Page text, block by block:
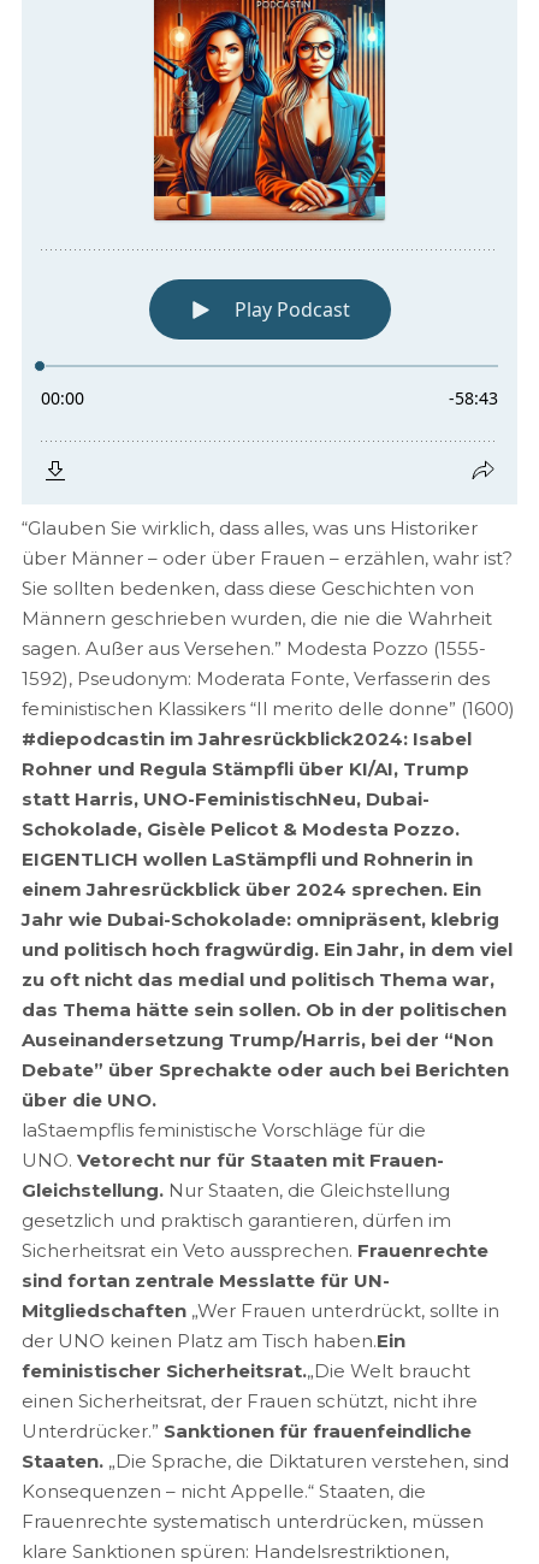
“Glauben Sie wirklich, dass alles, was uns Historiker
über Männer – oder über Frauen – erzählen, wahr ist?
Sie sollten bedenken, dass diese Geschichten von
Männern geschrieben wurden, die nie die Wahrheit
sagen. Außer aus Versehen.” Modesta Pozzo (1555-
1592), Pseudonym: Moderata Fonte, Verfasserin des
feministischen Klassikers “Il merito delle donne” (1600)
#diepodcastin im Jahresrückblick2024: Isabel
Rohner und Regula Stämpfli über KI/AI, Trump
statt Harris, UNO-FeministischNeu, Dubai-
Schokolade, Gisèle Pelicot & Modesta Pozzo.
EIGENTLICH wollen LaStämpfli und Rohnerin in
einem Jahresrückblick über 2024 sprechen. Ein
Jahr wie Dubai-Schokolade: omnipräsent, klebrig
und politisch hoch fragwürdig. Ein Jahr, in dem viel
zu oft nicht das medial und politisch Thema war,
das Thema hätte sein sollen. Ob in der politischen
Auseinandersetzung Trump/Harris, bei der “Non
Debate” über Sprechakte oder auch bei Berichten
über die UNO.
laStaempflis feministische Vorschläge für die
UNO. Vetorecht nur für Staaten mit Frauen-
Gleichstellung. Nur Staaten, die Gleichstellung
gesetzlich und praktisch garantieren, dürfen im
Sicherheitsrat ein Veto aussprechen. Frauenrechte
sind fortan zentrale Messlatte für UN-
Mitgliedschaften „Wer Frauen unterdrückt, sollte in
der UNO keinen Platz am Tisch haben.Ein
feministischer Sicherheitsrat.„Die Welt braucht
einen Sicherheitsrat, der Frauen schützt, nicht ihre
Unterdrücker.” Sanktionen für frauenfeindliche
Staaten. „Die Sprache, die Diktaturen verstehen, sind
Konsequenzen – nicht Appelle.“ Staaten, die
Frauenrechte systematisch unterdrücken, müssen
klare Sanktionen spüren: Handelsrestriktionen,